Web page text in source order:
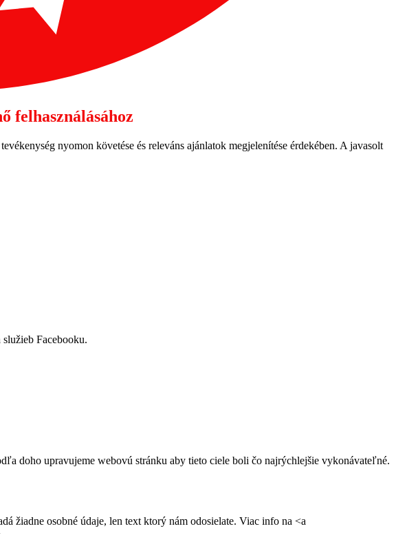
felhasználásához
nyomon követése és releváns ajánlatok megjelenítése érdekében. A javasolt
Facebooku.
doho upravujeme webovú stránku aby tieto ciele boli čo najrýchlejšie vykonávateľné.
žiadne osobné údaje, len text ktorý nám odosielate. Viac info na <a